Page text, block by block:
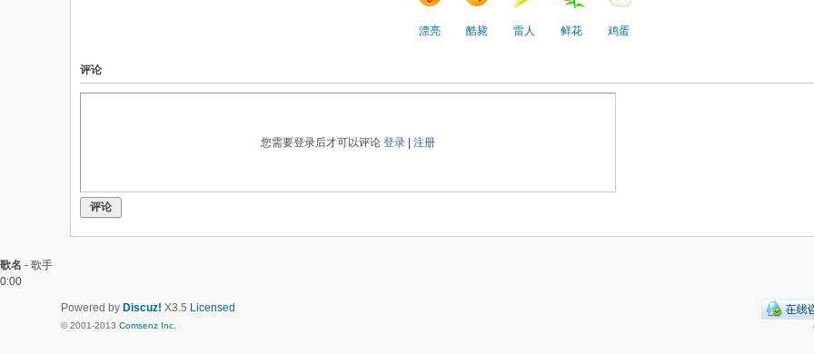
漂亮 酷毙 雷人 鲜花 鸡蛋
评论
您需要登录后才可以评论 登录 注册
评论
歌名 - 歌手
0:00
Powered by Discuz! X3.5 Licensed
© 2001-2013 Comsenz Inc.